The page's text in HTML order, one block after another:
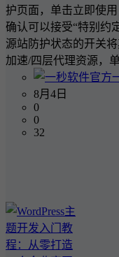
护页面，单击立即使
确认可以接受“特别约
源站防护状态的开关
加速/四层代理资源，
8月4日
0
0
32